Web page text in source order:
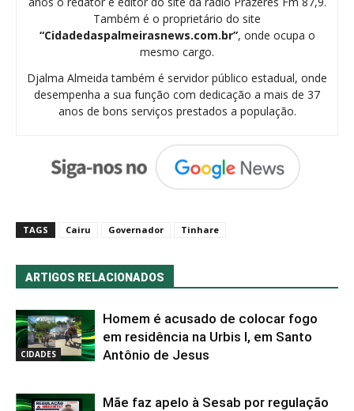
Também é o proprietário do site
“Cidadedaspalmeirasnews.com.br”, onde ocupa o
mesmo cargo.
Djalma Almeida também é servidor público estadual, onde
desempenha a sua função com dedicação a mais de 37
anos de bons serviços prestados a população.
TAGS Cairu Governador Tinhare
ARTIGOS RELACIONADOS
CIDADES
Homem é acusado de colocar fogo
em residência na Urbis I, em Santo
Antônio de Jesus
Mãe faz apelo à Sesab por regulação